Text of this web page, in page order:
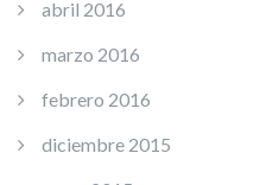
abril 2016
marzo 2016
febrero 2016
diciembre 2015